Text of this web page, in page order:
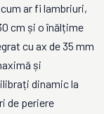
ar fi lambriuri,
cm și o înălțime
cu ax de 35 mm
și
dinamic la
de periere